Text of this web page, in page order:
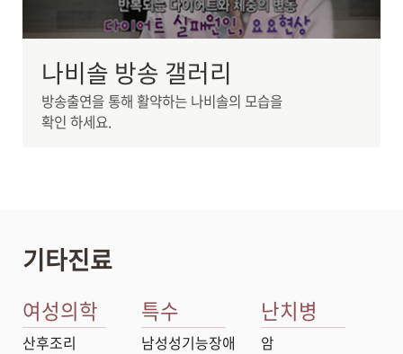
나비솔 방송 갤러리
방송출연을 통해 활약하는 나비솔의 모습을
확인 하세요.
기타진료
여성의학
산후조리
특수
남성성기능장애
난치병
암